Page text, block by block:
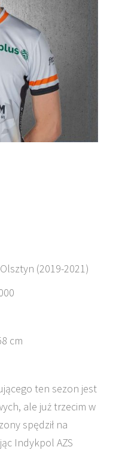
(2019-2021)
cm
ten sezon jest
ale już trzecim w
spędził na
Indykpol AZS